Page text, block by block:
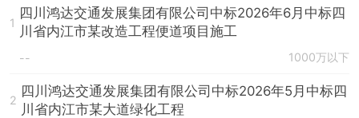
1
四川鸿达交通发展集团有限公司中标2026年6月中标四
川省内江市某改造工程便道项目施工
-- 1000万以下
2
四川鸿达交通发展集团有限公司中标2026年5月中标四
川省内江市某大道绿化工程